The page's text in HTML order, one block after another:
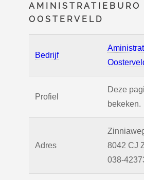
AMINISTRATIEBURO
OOSTERVELD
Bedrijf
Profiel
Deze
bekeken.
Adres
8042 CJ
038-